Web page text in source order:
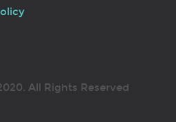
All Rights Reserved